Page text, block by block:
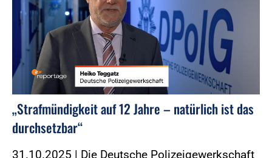
„Strafmündigkeit auf 12 Jahre – natürlich ist das
durchsetzbar“
31.10.2025 | Die Deutsche Polizeigewerkschaft